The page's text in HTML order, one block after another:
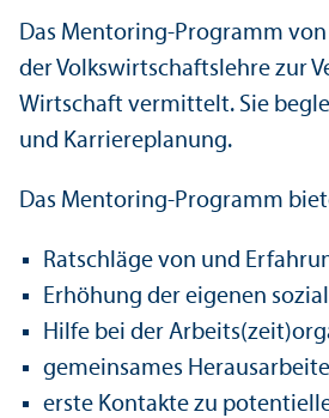
Das Mentoring-Programm
der Volkswirtschaftslehre zur
Wirtschaft vermittelt. Sie
und Karriereplanung.
Das Mentoring-Programm
Ratschläge von und
Erhöhung der eigenen
Hilfe bei der
gemeinsames
erste Kontakte zu